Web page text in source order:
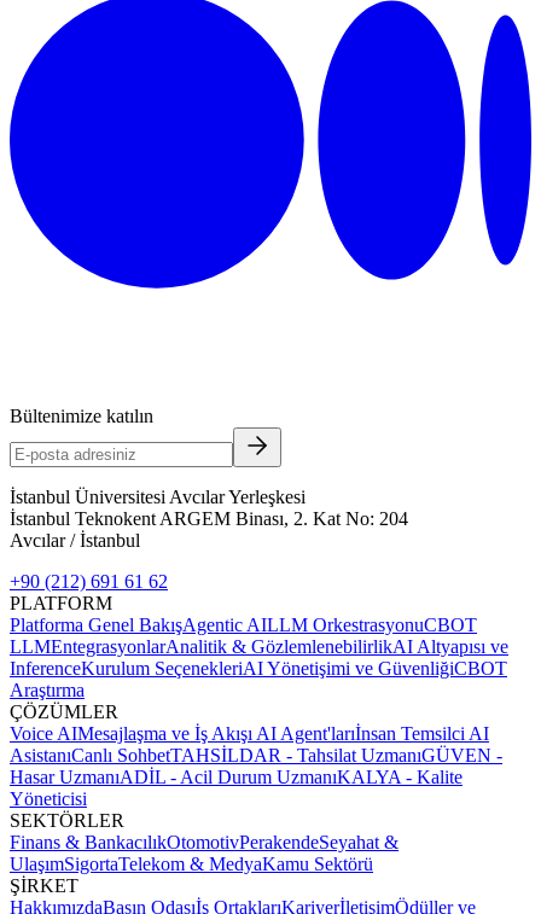
Bültenimize katılın
İstanbul Üniversitesi Avcılar Yerleşkesi
İstanbul Teknokent ARGEM Binası, 2. Kat No: 204
Avcılar / İstanbul
+90 (212) 691 61 62
PLATFORM
Platforma Genel BakışAgentic AILLM OrkestrasyonuCBOT
LLMEntegrasyonlarAnalitik & GözlemlenebilirlikAI Altyapısı ve
InferenceKurulum SeçenekleriAI Yönetişimi ve GüvenliğiCBOT
Araştırma
ÇÖZÜMLER
Voice AIMesajlaşma ve İş Akışı AI Agent'larıİnsan Temsilci AI
AsistanıCanlı SohbetTAHSİLDAR - Tahsilat UzmanıGÜVEN -
Hasar UzmanıADİL - Acil Durum UzmanıKALYA - Kalite
Yöneticisi
SEKTÖRLER
Finans & BankacılıkOtomotivPerakendeSeyahat &
UlaşımSigortaTelekom & MedyaKamu Sektörü
ŞİRKET
HakkımızdaBasın Odasıİş OrtaklarıKariyerİletişimÖdüller ve